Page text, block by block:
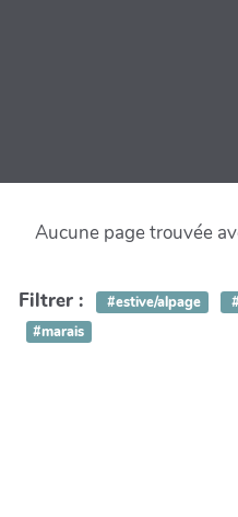
Aucune page trouvée
Filtrer : #estive/alpage
#marais